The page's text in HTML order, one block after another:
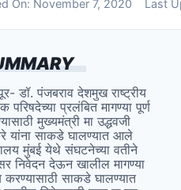
On: November 7, 2020 Last
डॉ. पंजबराव देशमुख राष्ट्रीय
परिषदेच्या प्रलंबित मागण्या पूर्ण
मुख्यमंत्री मा उद्धवजी
यांना साकडे घालण्यात आले
मुंबई येथे संघटनेच्या वतीने
निवेदन देऊन खालील मागण्या
करण्यासाठी साकडे घालण्यात